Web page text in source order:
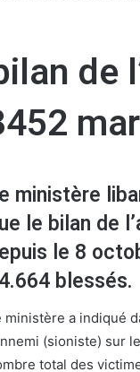
de
ministère
le bilan de
le 8
blessés.
ministère a indiqué
(sioniste) sur
total des